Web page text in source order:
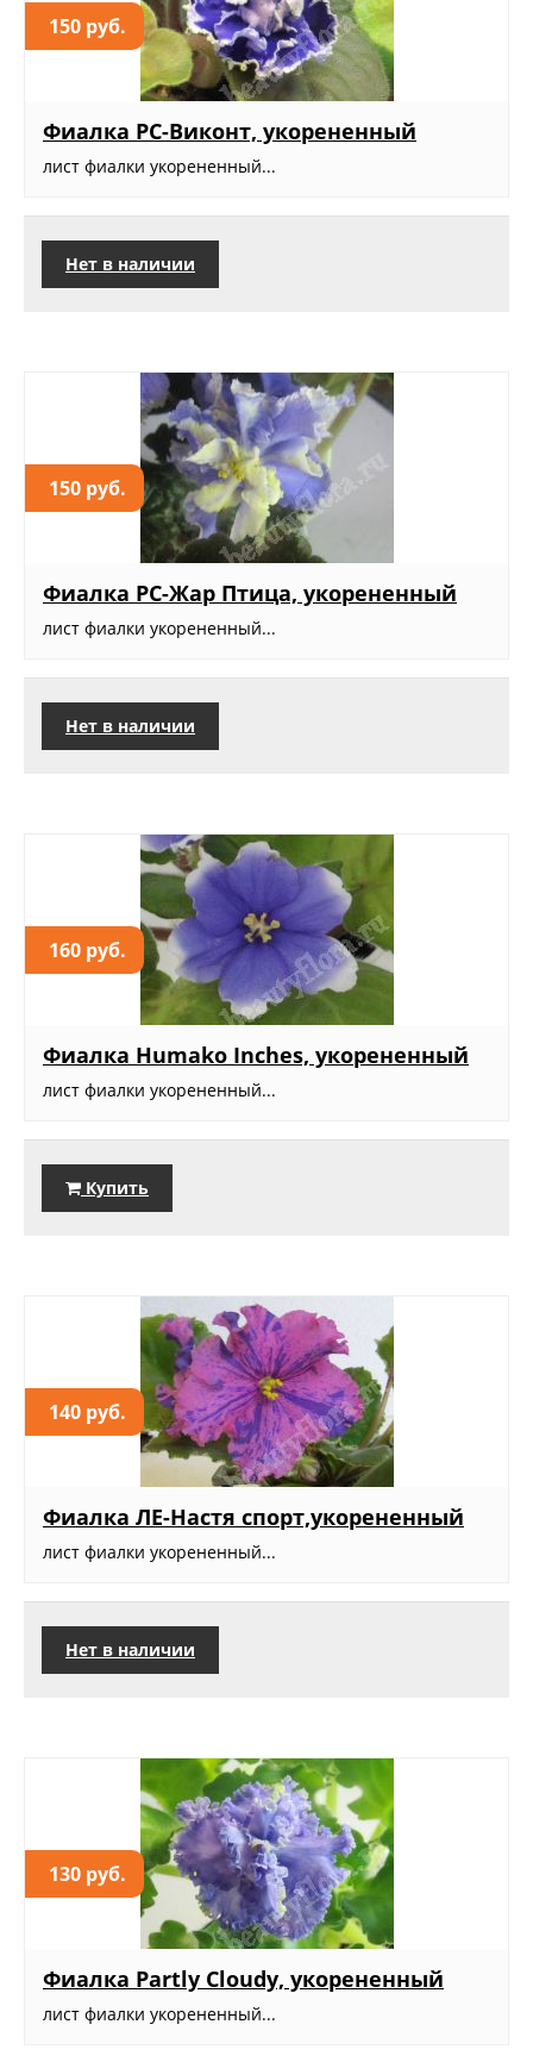
150 руб.
Фиалка РС-Виконт, укорененный
лист фиалки укорененный...
Нет в наличии
150 руб.
Фиалка РС-Жар Птица, укорененный
лист фиалки укорененный...
Нет в наличии
160 руб.
Фиалка Humako Inches, укорененный
лист фиалки укорененный...
Купить
140 руб.
Фиалка ЛЕ-Настя спорт,укорененный
лист фиалки укорененный...
Нет в наличии
130 руб.
Фиалка Partly Cloudy, укорененный
лист фиалки укорененный...